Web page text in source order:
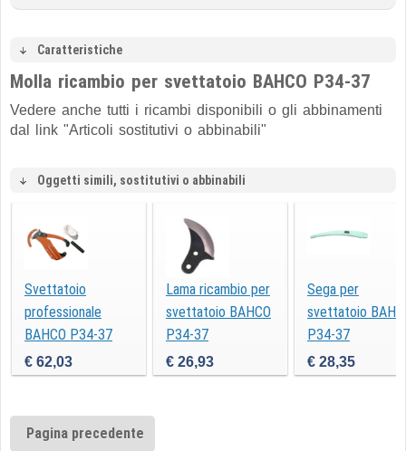
Caratteristiche
Molla ricambio per svettatoio BAHCO P34-37
Vedere anche tutti i ricambi disponibili o gli abbinamenti
dal link "Articoli sostitutivi o abbinabili"
Oggetti simili, sostitutivi o abbinabili
Svettatoio
professionale
BAHCO P34-37
€ 62,03
Lama ricambio per
svettatoio BAHCO
P34-37
€ 26,93
Sega per
svettatoio
P34-37
€ 28,35
Pagina precedente